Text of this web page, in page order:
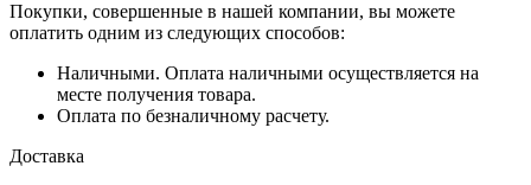
Покупки, совершенные в нашей компании, вы можете
оплатить одним из следующих способов:
Наличными. Оплата наличными осуществляется на
месте получения товара.
Оплата по безналичному расчету.
Доставка